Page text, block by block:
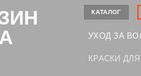
КАТАЛОГ
УХОД ЗА
КРАСКИ